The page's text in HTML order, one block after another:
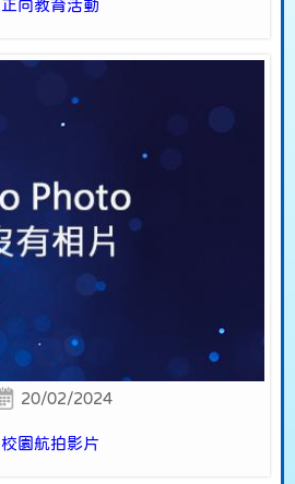
正向教育活動
20/02/2024
校園航拍影片